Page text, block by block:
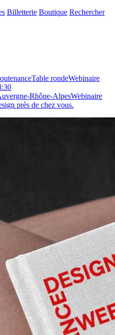
Billetterie Boutique Rechercher
Table rondeWebinaire
Rhône-AlpesWebinaire
près de chez vous.